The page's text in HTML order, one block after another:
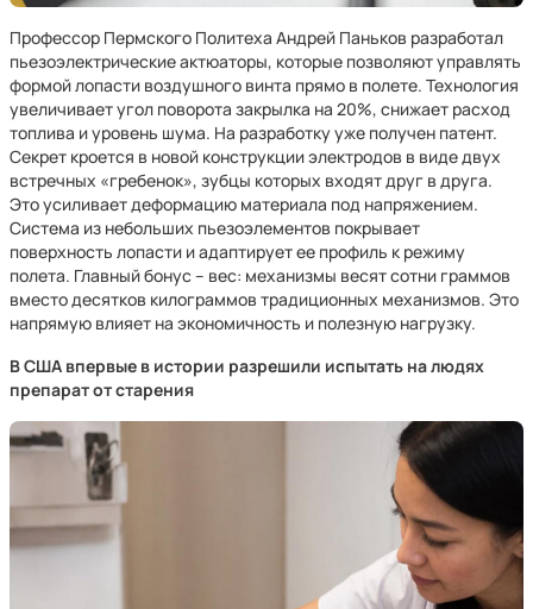
Профессор Пермского Политеха Андрей Паньков разработал
пьезоэлектрические актюаторы, которые позволяют управлять
формой лопасти воздушного винта прямо в полете. Технология
увеличивает угол поворота закрылка на 20%, снижает расход
топлива и уровень шума. На разработку уже получен патент.
Секрет кроется в новой конструкции электродов в виде двух
встречных «гребенок», зубцы которых входят друг в друга.
Это усиливает деформацию материала под напряжением.
Система из небольших пьезоэлементов покрывает
поверхность лопасти и адаптирует ее профиль к режиму
полета. Главный бонус – вес: механизмы весят сотни граммов
вместо десятков килограммов традиционных механизмов. Это
напрямую влияет на экономичность и полезную нагрузку.
В США впервые в истории разрешили испытать на людях
препарат от старения